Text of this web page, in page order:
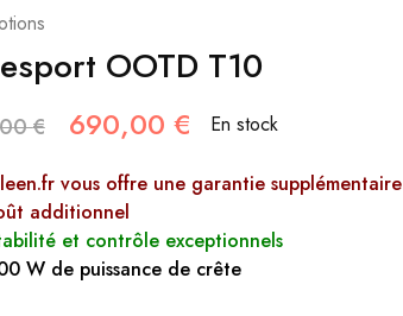
OOTD T10
€ 690,00 € En stock
vous offre une garantie
additionnel
et contrôle exceptionnels
W de puissance de crête